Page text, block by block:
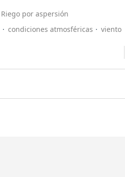
Riego por aspersión
condiciones atmosféricas viento